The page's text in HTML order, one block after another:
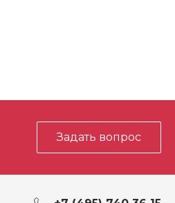
Задать вопрос